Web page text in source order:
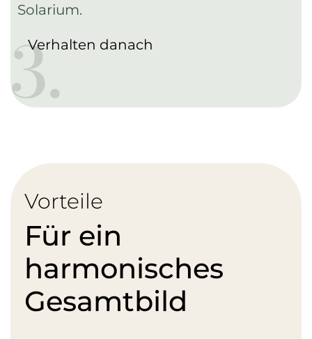
Solarium.
3.
Verhalten danach
Vorteile
Für ein
harmonisches
Gesamtbild